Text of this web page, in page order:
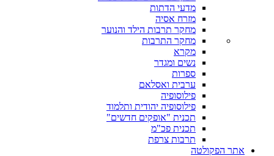
מדעי הדתות
מזרח אסיה
מחקר תרבות הילד והנוער
מחקר התרבות
מקרא
נשים ומגדר
ספרות
ערבית ואסלאם
פילוסופיה
פילוסופיה יהודית ותלמוד
תכנית "אופקים חדשים"
תכנית פכ"מ
תרבות צרפת
אתר הפקולטה